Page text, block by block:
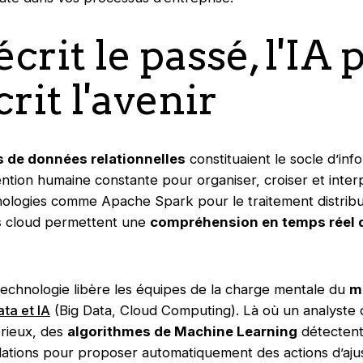
le passé, l'IA
l'avenir
de données relationnelles constituaient le socle
humaine constante pour organiser, croiser et
comme Apache Spark pour le traitement
permettent une compréhension en temps réel
libère les équipes de la charge mentale du
et IA (Big Data, Cloud Computing). Là où un
des algorithmes de Machine Learning
pour proposer automatiquement des actions